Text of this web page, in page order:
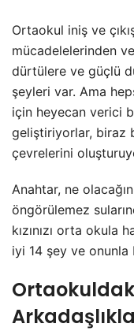
Ortaokul iniş ve
mücadelelerinden
dürtülere ve güçlü
şeyleri var. Ama
için heyecan verici
geliştiriyorlar, biraz
çevrelerini
Anahtar, ne
öngörülemez
kızınızı orta okula
iyi 14 şey ve onunla
Ortaokuldaki